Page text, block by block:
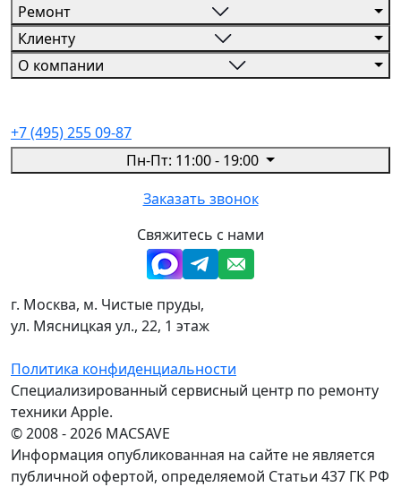
Ремонт
Клиенту
О компании
+7 (495) 255 09-87
Пн-Пт: 11:00 - 19:00
Заказать звонок
Свяжитесь с нами
г. Москва, м. Чистые пруды,
ул. Мясницкая ул., 22, 1 этаж
Политика конфиденциальности
Специализированный сервисный центр по ремонту
техники Apple.
© 2008 - 2026 MACSAVE
Информация опубликованная на сайте не является
публичной офертой, определяемой Статьи 437 ГК РФ